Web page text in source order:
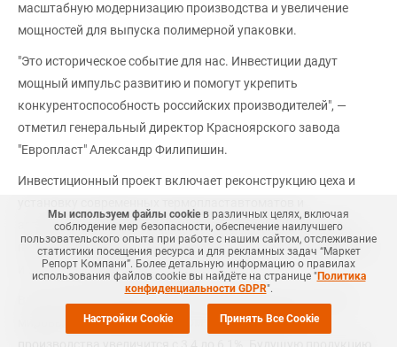
масштабную модернизацию производства и увеличение
мощностей для выпуска полимерной упаковки.
"Это историческое событие для нас. Инвестиции дадут
мощный импульс развитию и помогут укрепить
конкурентоспособность российских производителей", —
отметил генеральный директор Красноярского завода
"Европласт" Александр Филипишин.
Инвестиционный проект включает реконструкцию цеха и
автоматизированных производственных линий, которые
позволят выпускать дополнительно 349,6 млн ПЭТ-преформ
и 252 млн полимерных колпачков в год.
Выпускаемая продукция будет соответствовать лучшим
мировым стандартам, при этом рентабельность
Мы используем файлы cookie в различных целях, включая
соблюдение мер безопасности, обеспечение наилучшего
пользовательского опыта при работе с нашим сайтом, отслеживание
статистики посещения ресурса и для рекламных задач “Маркет
Репорт Компани”. Более детальную информацию о правилах
использования файлов cookie вы найдёте на странице "Политика
конфиденциальности GDPR".
Настройки Cookie Принять Все Cookie